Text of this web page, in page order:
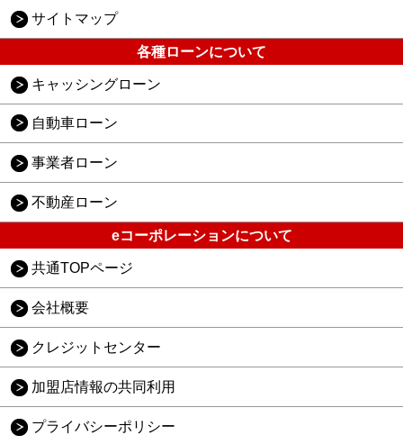
サイトマップ
各種ローンについて
キャッシングローン
自動車ローン
事業者ローン
不動産ローン
eコーポレーションについて
共通TOPページ
会社概要
クレジットセンター
加盟店情報の共同利用
プライバシーポリシー